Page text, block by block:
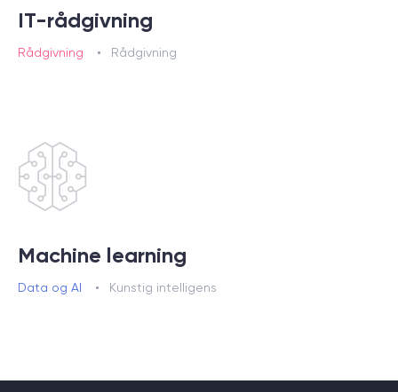
IT-rådgivning
Rådgivning Rådgivning
Machine learning
Data og AI Kunstig intelligens